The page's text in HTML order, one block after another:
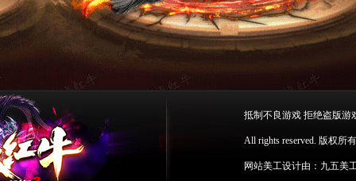
抵制不良游戏 拒绝盗版游
All rights reserved. 版权所
网站美工设计由：九五美